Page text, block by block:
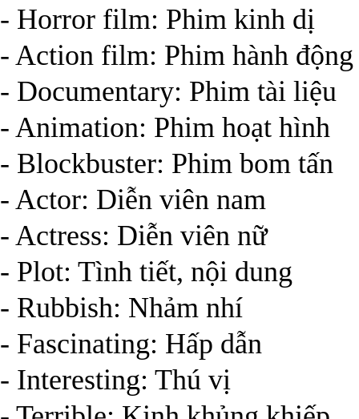
- Horror film: Phim kinh dị
- Action film: Phim hành động
- Documentary: Phim tài liệu
- Animation: Phim hoạt hình
- Blockbuster: Phim bom tấn
- Actor: Diễn viên nam
- Actress: Diễn viên nữ
- Plot: Tình tiết, nội dung
- Rubbish: Nhảm nhí
- Fascinating: Hấp dẫn
- Interesting: Thú vị